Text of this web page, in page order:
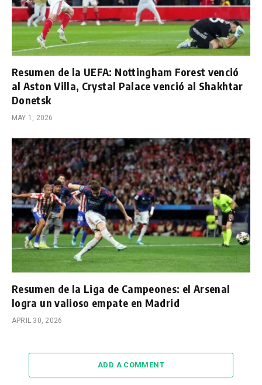
Resumen de la UEFA: Nottingham Forest venció
al Aston Villa, Crystal Palace venció al Shakhtar
Donetsk
MAY 1, 2026
Resumen de la Liga de Campeones: el Arsenal
logra un valioso empate en Madrid
APRIL 30, 2026
ADD A COMMENT